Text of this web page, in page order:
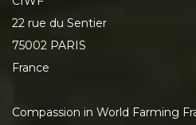
22 rue du Sentier
75002 PARIS
France
Compassion in World Farming